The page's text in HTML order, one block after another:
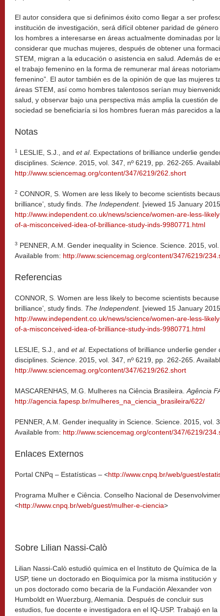
El autor considera que si definimos éxito como llegar a ser
institución de investigación, será difícil obtener paridad de
los hombres a interesarse en áreas actualmente dominadas por
considerar que muchas mujeres, después de obtener una
STEM, migran a la educación o asistencia en salud. Además de
el trabajo femenino en la forma de remunerar mal áreas
femenino”. El autor también es de la opinión de que las mujeres
áreas STEM, así como hombres talentosos serían muy
salud, y observar bajo una perspectiva más amplia la cuestión
sociedad se beneficiaría si los hombres fueran más parecidos a
Notas
1 LESLIE, S.J., and et al. Expectations of brilliance underlie
disciplines. Science . 2015, vol. 347, nº 6219, pp. 262-265.
http://www.sciencemag.org/content/347/6219/262.short
2 CONNOR, S. Women are less likely to become scientists
brilliance’, study finds. The Independent. [viewed 15 January
http://www.independent.co.uk/news/science/women-are-less-
of-a-misconceived-idea-of-brilliance-study-inds-9980771.html
3 PENNER, A.M. Gender inequality in Science. Science. 2015,
Available from: http://www.sciencemag.org/content/347/6219/
Referencias
CONNOR, S. Women are less likely to become scientists
brilliance’, study finds. The Independent. [viewed 15 January
http://www.independent.co.uk/news/science/women-are-less-
of-a-misconceived-idea-of-brilliance-study-inds-9980771.html
LESLIE, S.J., and et al. Expectations of brilliance underlie gender
disciplines. Science . 2015, vol. 347, nº 6219, pp. 262-265.
http://www.sciencemag.org/content/347/6219/262.short
MASCARENHAS, M.G. Mulheres na Ciência Brasileira. Agência
http://agencia.fapesp.br/mulheres_na_ciencia_brasileira/622/
PENNER, A.M. Gender inequality in Science. Science. 2015, vol.
Available from: http://www.sciencemag.org/content/347/6219/
Enlaces Externos
Portal CNPq – Estatísticas – <http://www.cnpq.br/web/guest/
Programa Mulher e Ciência. Conselho Nacional de
<http://www.cnpq.br/web/guest/mulher-e-ciencia>
Sobre Lilian Nassi-Calò
Lilian Nassi-Calò estudió química en el Instituto de Química de la
USP, tiene un doctorado en Bioquímica por la misma institución y
un pos doctorado como becaria de la Fundación Alexander von
Humboldt en Wuerzburg, Alemania. Después de concluir sus
estudios, fue docente e investigadora en el IQ-USP. Trabajó en la